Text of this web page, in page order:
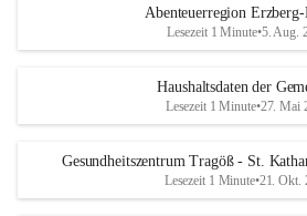
Abenteuerregion
Lesezeit 1 Minute•5. Aug.
Haushaltsdaten der
Lesezeit 1 Minute•27. Mai
Gesundheitszentrum Tragöß - St.
Lesezeit 1 Minute•21. Okt.